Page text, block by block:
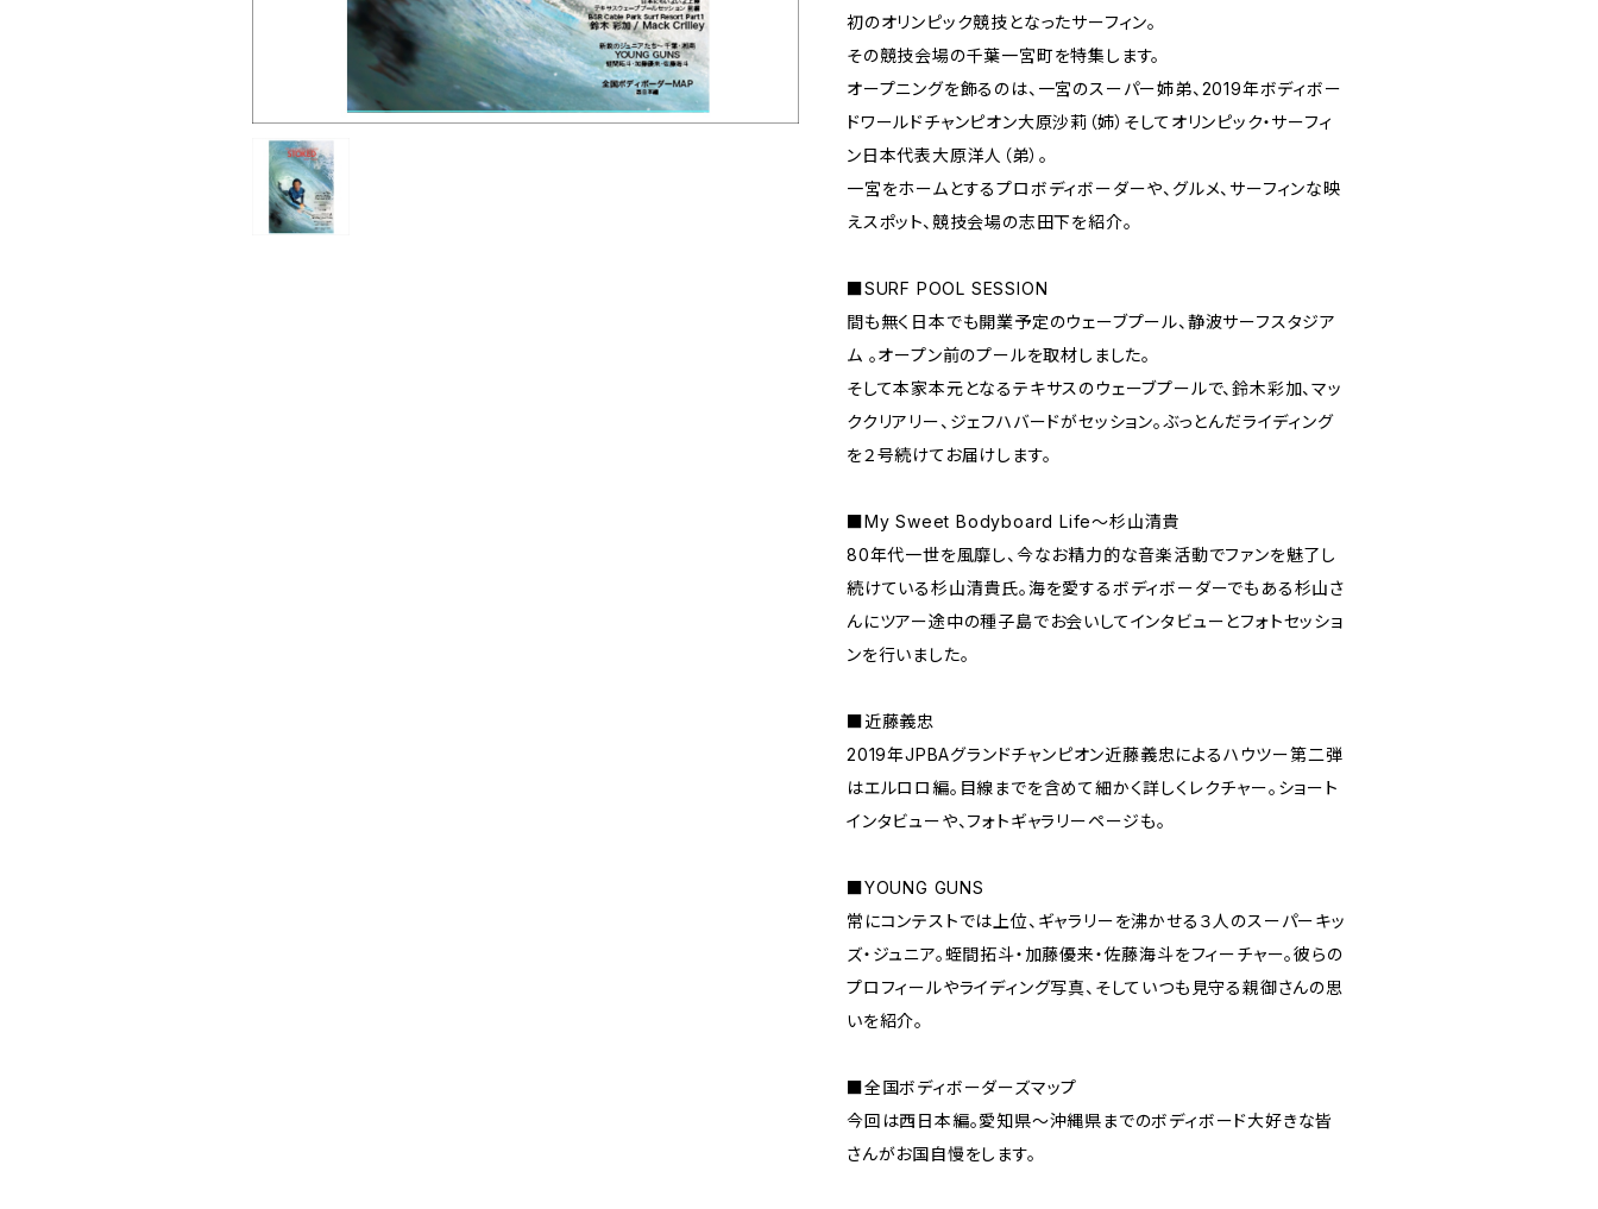
初のオリンピック競技となったサーフィン。
その競技会場の千葉一宮町を特集します。
オープニングを飾るのは、一宮のスーパー姉弟、2019年ボディボー
ドワールドチャンピオン大原沙莉（姉）そしてオリンピック・サーフィ
ン日本代表大原洋人（弟）。
一宮をホームとするプロボディボーダーや、グルメ、サーフィンな映
えスポット、競技会場の志田下を紹介。
■SURF POOL SESSION
間も無く日本でも開業予定のウェーブプール、静波サーフスタジア
ム 。オープン前のプールを取材しました。
そして本家本元となるテキサスのウェーブプールで、鈴木彩加、マッ
ククリアリー、ジェフハバードがセッション。ぶっとんだライディング
を２号続けてお届けします。
■My Sweet Bodyboard Life～杉山清貴
80年代一世を風靡し、今なお精力的な音楽活動でファンを魅了し
続けている杉山清貴氏。海を愛するボディボーダーでもある杉山さ
んにツアー途中の種子島でお会いしてインタビューとフォトセッショ
ンを行いました。
■近藤義忠
2019年JPBAグランドチャンピオン近藤義忠によるハウツー第二弾
はエルロロ編。目線までを含めて細かく詳しくレクチャー。ショート
インタビューや、フォトギャラリーページも。
■YOUNG GUNS
常にコンテストでは上位、ギャラリーを沸かせる３人のスーパーキッ
ズ・ジュニア。蛭間拓斗・加藤優来・佐藤海斗をフィーチャー。彼らの
プロフィールやライディング写真、そしていつも見守る親御さんの思
いを紹介。
■全国ボディボーダーズマップ
今回は西日本編。愛知県～沖縄県までのボディボード大好きな皆
さんがお国自慢をします。